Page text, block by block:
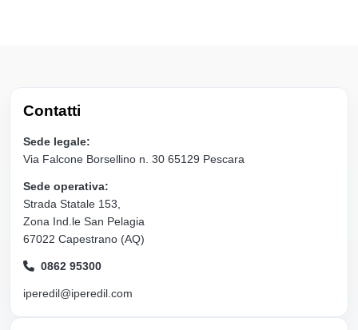
Contatti
Sede legale:
Via Falcone Borsellino n. 30 65129 Pescara
Sede operativa:
Strada Statale 153,
Zona Ind.le San Pelagia
67022 Capestrano (AQ)
0862 95300
iperedil@iperedil.com